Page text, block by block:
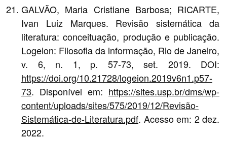
GALVÃO, Maria Cristiane Barbosa; RICARTE,
Ivan Luiz Marques. Revisão sistemática da
literatura: conceituação, produção e publicação.
Logeion: Filosofia da informação, Rio de Janeiro,
v. 6, n. 1, p. 57-73, set. 2019. DOI:
https://doi.org/10.21728/logeion.2019v6n1.p57-
73. Disponível em: https://sites.usp.br/dms/wp-
content/uploads/sites/575/2019/12/Revisão-
Sistemática-de-Literatura.pdf. Acesso em: 2 dez.
2022.